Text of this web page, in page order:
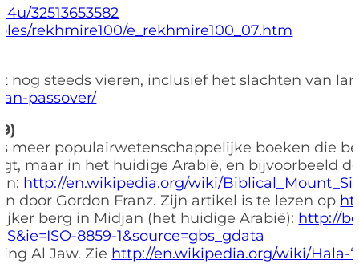
32513653582
rekhmire100/e_rekhmire100_07.htm
nog steeds vieren, inclusief het slachten van
passover/
meer populairwetenschappelijke boeken die
maar in het huidige Arabië, en bijvoorbeeld
http://en.wikipedia.org/wiki/
door Gordon Franz. Zijn artikel is te lezen op
berg in Midjan (het huidige Arabië): http://
8859-1&source=gbs_gdata
Al Jaw. Zie http://en.wikipedia.org/wiki/Hala-